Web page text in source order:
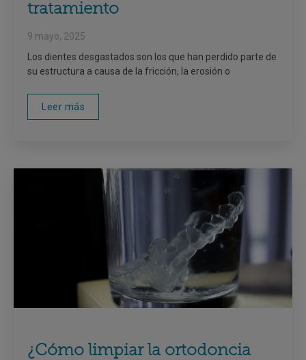
tratamiento
9 mayo, 2025
Los dientes desgastados son los que han perdido parte de
su estructura a causa de la fricción, la erosión o
Leer más
¿Cómo limpiar la ortodoncia